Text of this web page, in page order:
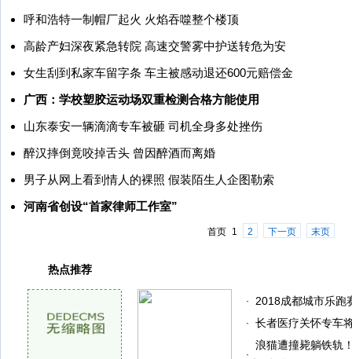
呼和浩特一制帽厂起火 火焰吞噬整个楼顶
高龄产妇深夜紧急转院 高速交警雾中护送转危为安
女生刮到私家车留字条 车主被感动退还600元赔偿金
广西：学校塑胶运动场双重检测合格方能使用
山东泰安一辆滴滴专车被砸 司机全身多处挫伤
醉汉摔倒竟咬掉舌头 曾因醉酒而离婚
男子从网上看到情人的裸照 假装陌生人企图勒索
河南省创设“首家律师工作室”
首页 1 2 下一页 末页
热点推荐
· 2018成都城市乐跑
· 长者医疗关怀专车
·
浪猫遭撞毙躺铁轨